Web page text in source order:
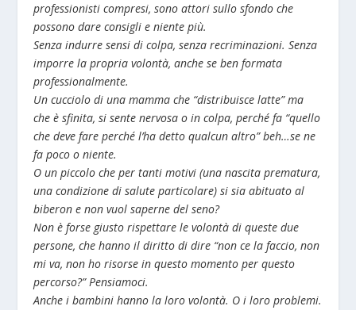
professionisti compresi, sono attori sullo sfondo che
possono dare consigli e niente più.
Senza indurre sensi di colpa, senza recriminazioni. Senza
imporre la propria volontà, anche se ben formata
professionalmente.
Un cucciolo di una mamma che “distribuisce latte” ma
che è sfinita, si sente nervosa o in colpa, perché fa “quello
che deve fare perché l’ha detto qualcun altro” beh…se ne
fa poco o niente.
O un piccolo che per tanti motivi (una nascita prematura,
una condizione di salute particolare) si sia abituato al
biberon e non vuol saperne del seno?
Non è forse giusto rispettare le volontà di queste due
persone, che hanno il diritto di dire “non ce la faccio, non
mi va, non ho risorse in questo momento per questo
percorso?”Pensiamoci.
Anche i bambini hanno la loro volontà. O i loro problemi.